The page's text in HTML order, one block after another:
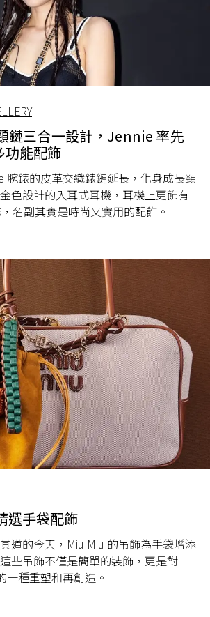
鏈三合一設計，Jennie 率先
功能配飾
腕錶的皮革交織錶鏈延長，化身成長頸
色設計的入耳式耳機，耳機上更飾有
名副其實是時尚又實用的配飾。
選手袋配飾
道的今天， Miu Miu 的吊飾為手袋增添
些吊飾不僅是簡單的裝飾，更是對
一種重塑和再創造。